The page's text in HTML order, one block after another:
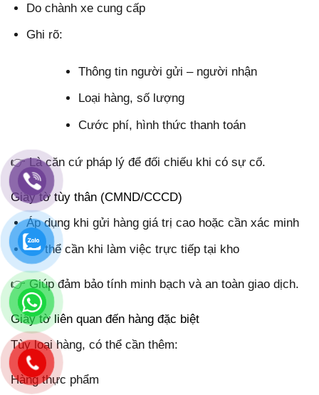
Do chành xe cung cấp
Ghi rõ:
Thông tin người gửi – người nhận
Loại hàng, số lượng
Cước phí, hình thức thanh toán
👉 Là căn cứ pháp lý để đối chiếu khi có sự cố.
Giấy tờ tùy thân (CMND/CCCD)
Áp dụng khi gửi hàng giá trị cao hoặc cần xác minh
Có thể cần khi làm việc trực tiếp tại kho
👉 Giúp đảm bảo tính minh bạch và an toàn giao dịch.
Giấy tờ liên quan đến hàng đặc biệt
Tùy loại hàng, có thể cần thêm:
Hàng thực phẩm